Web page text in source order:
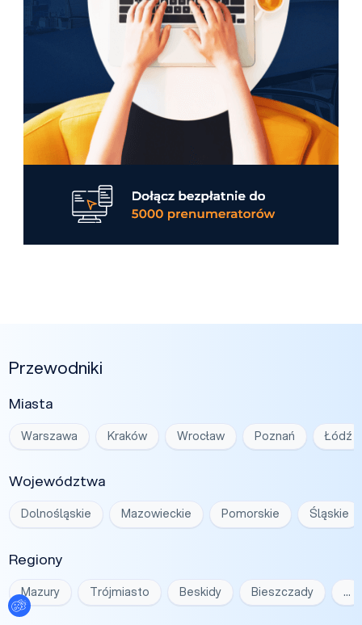
Przewodniki
Miasta
Warszawa Kraków Wrocław Poznań Łódź
Województwa
Dolnośląskie Mazowieckie Pomorskie Śląskie
Regiony
Mazury Trójmiasto Beskidy Bieszczady …
Ustawienia plików cookies